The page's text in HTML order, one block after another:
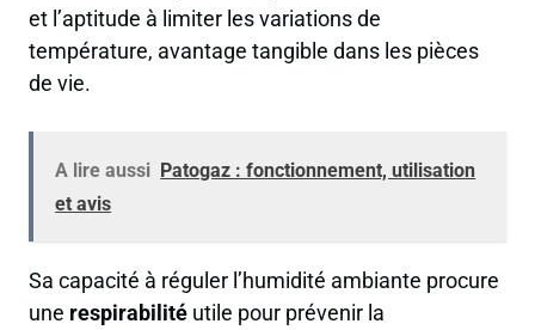
et l’aptitude à limiter les variations de
température, avantage tangible dans les pièces
de vie.
A lire aussi Patogaz : fonctionnement, utilisation
et avis
Sa capacité à réguler l’humidité ambiante procure
une respirabilité utile pour prévenir la